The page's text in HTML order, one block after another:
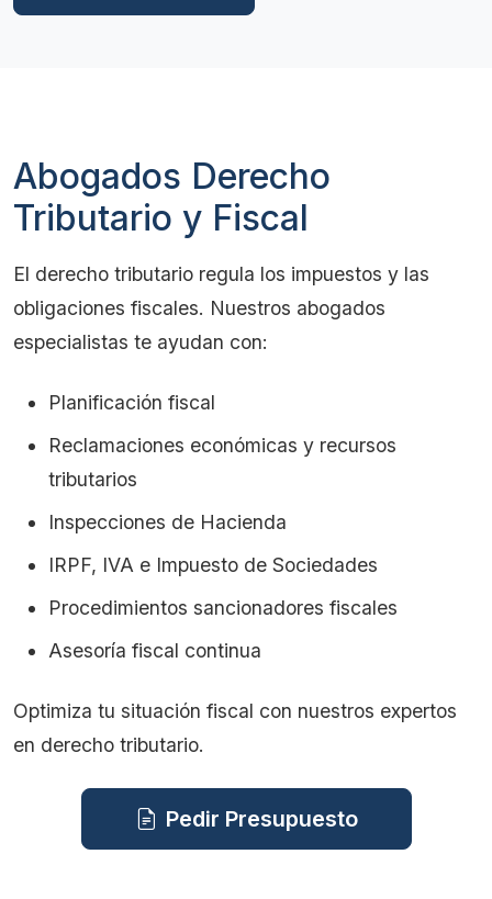
Abogados Derecho
Tributario y Fiscal
El derecho tributario regula los impuestos y las
obligaciones fiscales. Nuestros abogados
especialistas te ayudan con:
Planificación fiscal
Reclamaciones económicas y recursos
tributarios
Inspecciones de Hacienda
IRPF, IVA e Impuesto de Sociedades
Procedimientos sancionadores fiscales
Asesoría fiscal continua
Optimiza tu situación fiscal con nuestros expertos
en derecho tributario.
Pedir Presupuesto